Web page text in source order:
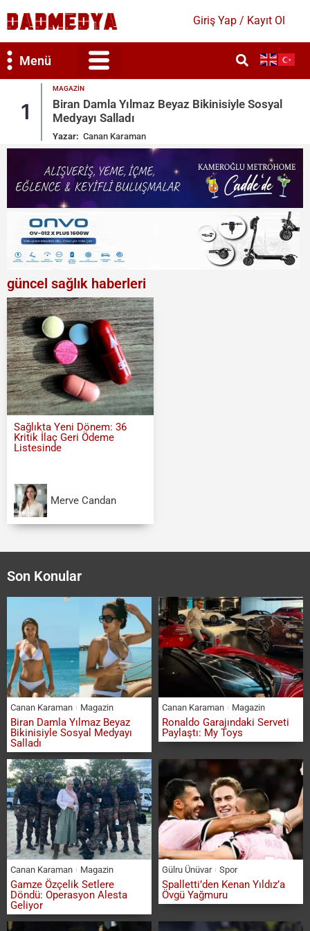
Giriş Yap / Kayıt Ol
Menü
Sosyal 2
Ronaldo Garajındaki Serveti
Toys
Yazar:
güncel sağlık haberleri
Sağlıkta Yeni Dönem: 36
Kritik İlaç Geri Ödeme
Listesinde
Merve Candan
Son Konular
Canan Karaman Magazin
Biran Damla Yılmaz Beyaz
Bikinisiyle Sosyal Medyayı
Salladı
Canan Karaman Magazin
Ronaldo Garajındaki Serveti
Paylaştı: My Toys
Canan Karaman Magazin
Gamze Özçelik Setlere
Döndü: Operasyon Alesta
Geliyor
Gülru Ünüvar Spor
Spalletti’den Kenan Yıldız’a
Övgü Yağmuru